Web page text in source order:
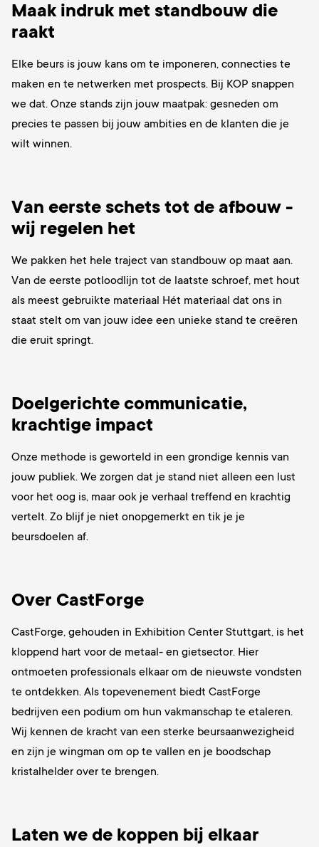
Maak indruk met standbouw die
raakt
Elke beurs is jouw kans om te imponeren, connecties te
maken en te netwerken met prospects. Bij KOP snappen
we dat. Onze stands zijn jouw maatpak: gesneden om
precies te passen bij jouw ambities en de klanten die je
wilt winnen.
Van eerste schets tot de afbouw -
wij regelen het
We pakken het hele traject van standbouw op maat aan.
Van de eerste potloodlijn tot de laatste schroef, met hout
als meest gebruikte materiaal Hét materiaal dat ons in
staat stelt om van jouw idee een unieke stand te creëren
die eruit springt.
Doelgerichte communicatie,
krachtige impact
Onze methode is geworteld in een grondige kennis van
jouw publiek. We zorgen dat je stand niet alleen een lust
voor het oog is, maar ook je verhaal treffend en krachtig
vertelt. Zo blijf je niet onopgemerkt en tik je je
beursdoelen af.
Over CastForge
CastForge, gehouden in Exhibition Center Stuttgart, is het
kloppend hart voor de metaal- en gietsector. Hier
ontmoeten professionals elkaar om de nieuwste vondsten
te ontdekken. Als topevenement biedt CastForge
bedrijven een podium om hun vakmanschap te etaleren.
Wij kennen de kracht van een sterke beursaanwezigheid
en zijn je wingman om op te vallen en je boodschap
kristalhelder over te brengen.
Laten we de koppen bij elkaar